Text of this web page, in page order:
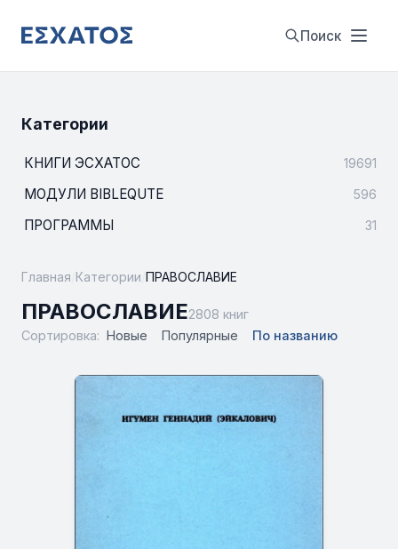
Поиск
Категории
КНИГИ ЭСХАТОС 19691
МОДУЛИ BIBLEQUTE 596
ПРОГРАММЫ 31
Главная Категории ПРАВОСЛАВИЕ
ПРАВОСЛАВИЕ2808 книг
Сортировка: Новые Популярные По названию